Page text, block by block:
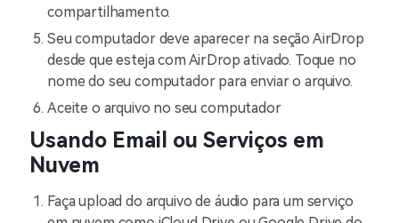
compartilhamento.
Seu computador deve aparecer na seção AirDrop
desde que esteja com AirDrop ativado. Toque no
nome do seu computador para enviar o arquivo.
Aceite o arquivo no seu computador
Usando Email ou Serviços em
Nuvem
Faça upload do arquivo de áudio para um serviço